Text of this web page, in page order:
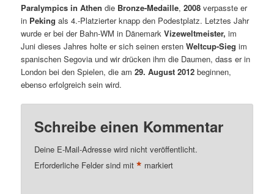
Paralympics in Athen die Bronze-Medaille,2008 verpasste er
in Peking als 4.-Platzierter knapp den Podestplatz. Letztes Jahr
wurde er bei der Bahn-WM in DänemarkVizeweltmeister,im
Juni dieses Jahres holte er sich seinen ersten Weltcup-Siegim
spanischen Segovia und wir drücken ihm die Daumen, dass er in
London bei den Spielen, die am29. August 2012 beginnen,
ebenso erfolgreich sein wird.
Schreibe einen Kommentar
Deine E-Mail-Adresse wird nicht veröffentlicht.
Erforderliche Felder sind mit* markiert